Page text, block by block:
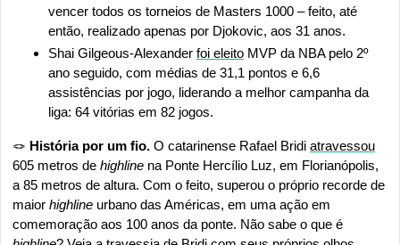
vencer todos os torneios de Masters 1000 – feito, até
então, realizado apenas por Djokovic, aos 31 anos.
Shai Gilgeous-Alexander foi eleito MVP da NBA pelo 2º
ano seguido, com médias de 31,1 pontos e 6,6
assistências por jogo, liderando a melhor campanha da
liga: 64 vitórias em 82 jogos.
🪢 História por um fio. O catarinense Rafael Bridi atravessou
605 metros de highline na Ponte Hercílio Luz, em Florianópolis,
a 85 metros de altura. Com o feito, superou o próprio recorde de
maior highline urbano das Américas, em uma ação em